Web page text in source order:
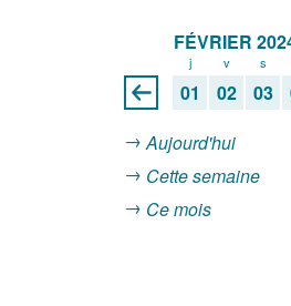
FÉVRIER
j
01
v
02
s
03
Aujourd'hui
Cette semaine
Ce mois